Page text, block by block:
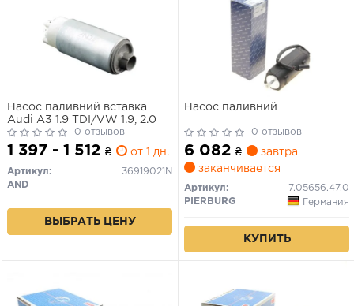
Насос паливний вставка
Audi A3 1.9 TDI/VW 1.9, 2.0
0 отзывов
1 397 - 1 512 ₴ от 1 дн.
Артикул:
36919021N
AND
ВЫБРАТЬ ЦЕНУ
Насос паливний
0 отзывов
6 082 ₴
завтра
заканчивается
Артикул:
7.05656.47.0
PIERBURG
Германия
КУПИТЬ